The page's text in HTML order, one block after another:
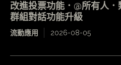
改進投票功能．@所有人
群組對話功能升級
流動應用 2026-08-05